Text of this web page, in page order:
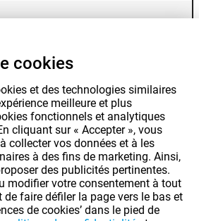
cette page incluent la TVA, sauf indication
cookies
et des technologies similaires
meilleure et plus
fonctionnels et analytiques
cliquant sur « Accepter », vous
collecter vos données et à les
à des fins de marketing. Ainsi,
des publicités pertinentes.
modifier votre consentement à tout
faire défiler la page vers le bas et
de cookies’ dans le pied de